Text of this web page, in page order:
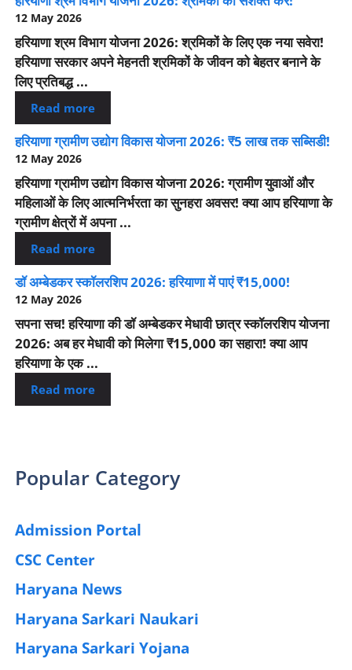
12 May 2026
हरियाणा श्रम विभाग योजना 2026: श्रमिकों के लिए एक नया सवेरा!
हरियाणा सरकार अपने मेहनती श्रमिकों के जीवन को बेहतर बनाने के
लिए प्रतिबद्ध ...
Read more
हरियाणा ग्रामीण उद्योग विकास योजना 2026: ₹5 लाख तक सब्सिडी!
12 May 2026
हरियाणा ग्रामीण उद्योग विकास योजना 2026: ग्रामीण युवाओं और
महिलाओं के लिए आत्मनिर्भरता का सुनहरा अवसर! क्या आप हरियाणा के
ग्रामीण क्षेत्रों में अपना ...
Read more
डॉ अम्बेडकर स्कॉलरशिप 2026: हरियाणा में पाएं ₹15,000!
12 May 2026
सपना सच! हरियाणा की डॉ अम्बेडकर मेधावी छात्र स्कॉलरशिप योजना
2026: अब हर मेधावी को मिलेगा ₹15,000 का सहारा! क्या आप
हरियाणा के एक ...
Read more
Popular Category
Admission Portal
CSC Center
Haryana News
Haryana Sarkari Naukari
Haryana Sarkari Yojana